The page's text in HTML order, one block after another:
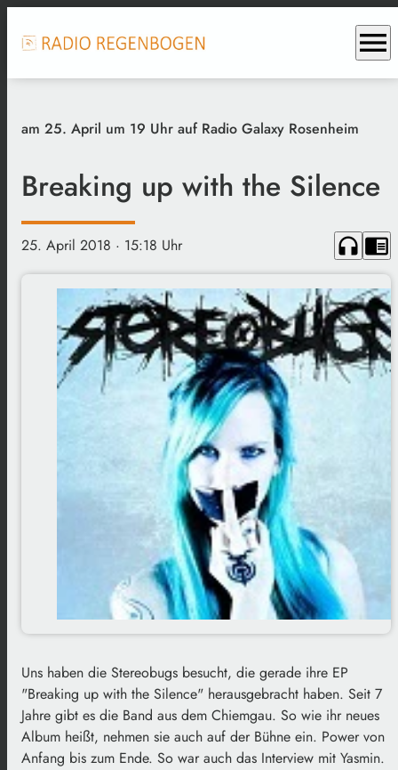
menu
am 25. April um 19 Uhr auf Radio Galaxy Rosenheim
Breaking up with the Silence
25. April 2018 · 15:18 Uhr headphones chrome_reader_mode
Uns haben die Stereobugs besucht, die gerade ihre EP
"Breaking up with the Silence" herausgebracht haben. Seit 7
Jahre gibt es die Band aus dem Chiemgau. So wie ihr neues
Album heißt, nehmen sie auch auf der Bühne ein. Power von
Anfang bis zum Ende. So war auch das Interview mit Yasmin.